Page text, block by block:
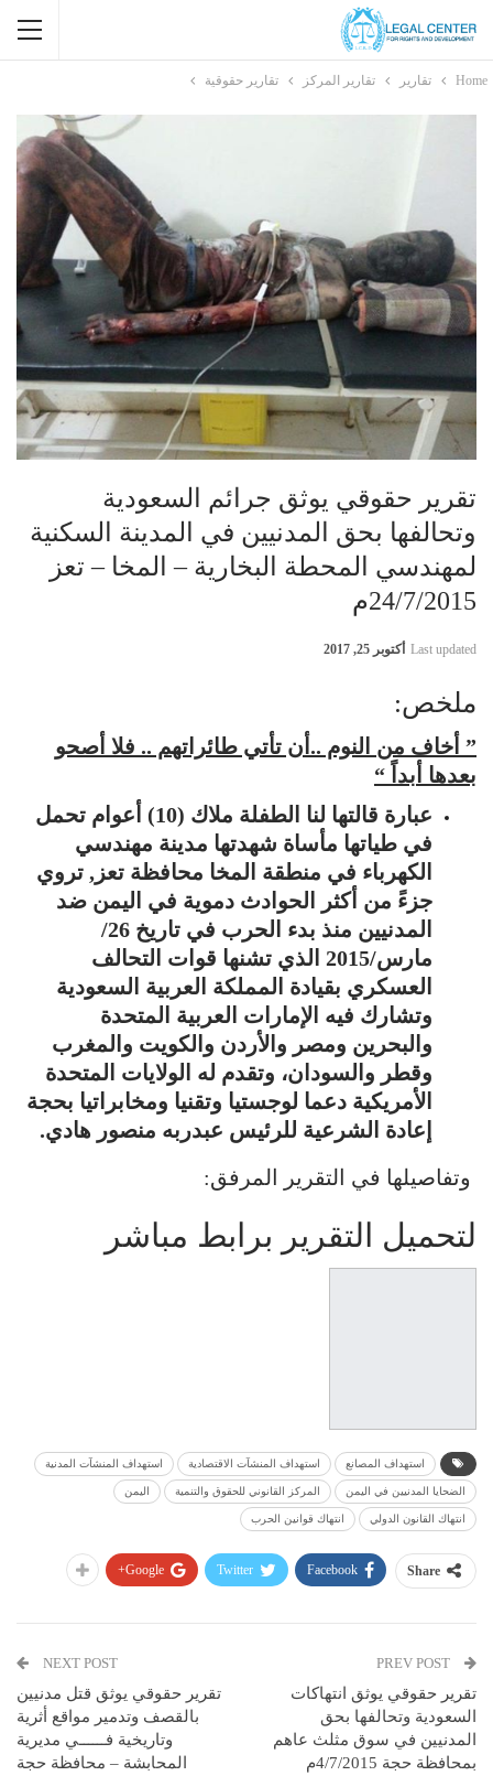
Home تقارير تقارير المركز تقارير حقوقية
تقرير حقوقي يوثق جرائم السعودية
وتحالفها بحق المدنيين في المدينة السكنية
لمهندسي المحطة البخارية – المخا – تعز
24/7/2015م
Last updated أكتوبر 25, 2017
ملخص:
” أخاف من النوم ..أن تأتي طائراتهم .. فلا أصحو
بعدها أبداً “
عبارة قالتها لنا الطفلة ملاك (10) أعوام تحمل
في طياتها مأساة شهدتها مدينة مهندسي
الكهرباء في منطقة المخا محافظة تعز, تروي
جزءً من أكثر الحوادث دموية في اليمن ضد
المدنيين منذ بدء الحرب في تاريخ 26/
مارس/2015 الذي تشنها قوات التحالف
العسكري بقيادة المملكة العربية السعودية
وتشارك فيه الإمارات العربية المتحدة
والبحرين ومصر والأردن والكويت والمغرب
وقطر والسودان، وتقدم له الولايات المتحدة
الأمريكية دعما لوجستيا وتقنيا ومخابراتيا بحجة
إعادة الشرعية للرئيس عبدربه منصور هادي.
وتفاصيلها في التقرير المرفق:
لتحميل التقرير برابط مباشر
استهداف المصانع استهداف المنشآت الاقتصادية استهداف المنشآت المدنية
الضحايا المدنيين في اليمن المركز القانوني للحقوق والتنمية اليمن
انتهاك القانون الدولي انتهاك قوانين الحرب
Share
Facebook
Twitter
Google+
تقرير حقوقي يوثق انتهاكات
السعودية وتحالفها بحق
المدنيين في سوق مثلث عاهم
بمحافظة حجة 4/7/2015م
NEXT POST
تقرير حقوقي يوثق قتل مدنيين
بالقصف وتدمير مواقع أثرية
وتاريخية فــــــي مديرية
المحابشة – محافظة حجة